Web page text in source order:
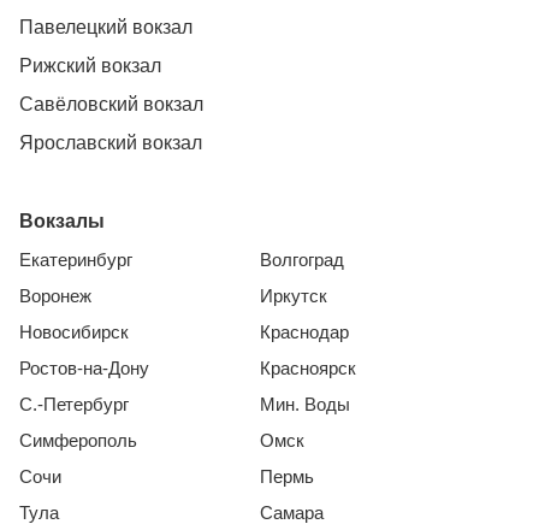
Павелецкий вокзал
Рижский вокзал
Савёловский вокзал
Ярославский вокзал
Вокзалы
Екатеринбург
Воронеж
Новосибирск
Ростов-на-Дону
С.-Петербург
Симферополь
Сочи
Тула
Волгоград
Иркутск
Краснодар
Красноярск
Мин. Воды
Омск
Пермь
Самара